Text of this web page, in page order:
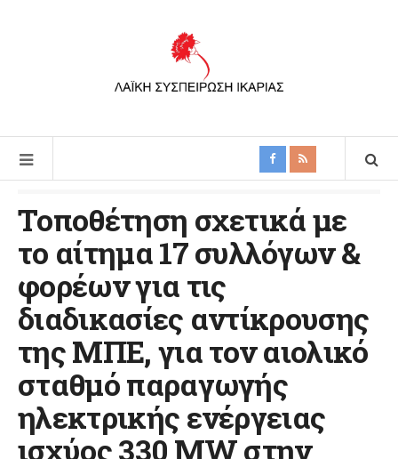
Τοποθέτηση σχετικά με
το αίτημα 17 συλλόγων &
φορέων για τις
διαδικασίες αντίκρουσης
της ΜΠΕ, για τον αιολικό
σταθμό παραγωγής
ηλεκτρικής ενέργειας
ισχύος 330 MW στην